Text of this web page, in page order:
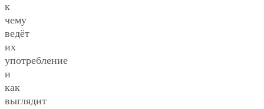
к
чему
ведёт
их
употребление
и
как
выглядит